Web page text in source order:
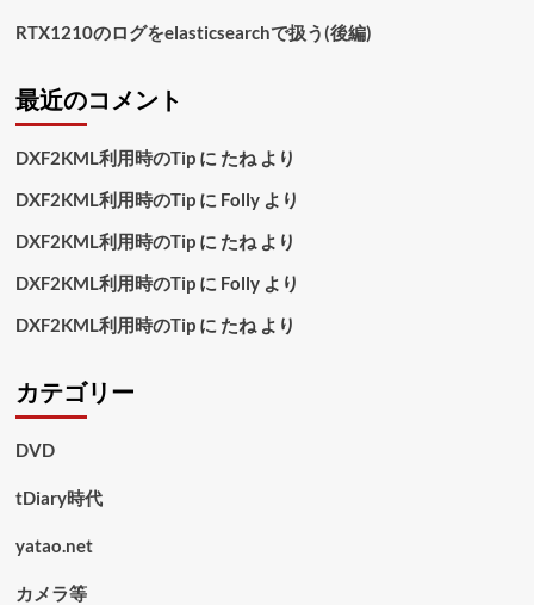
RTX1210のログをelasticsearchで扱う(後編)
最近のコメント
DXF2KML利用時のTipに たねより
DXF2KML利用時のTipに Follyより
DXF2KML利用時のTipに たねより
DXF2KML利用時のTipに Follyより
DXF2KML利用時のTipに たねより
カテゴリー
DVD
tDiary時代
yatao.net
カメラ等